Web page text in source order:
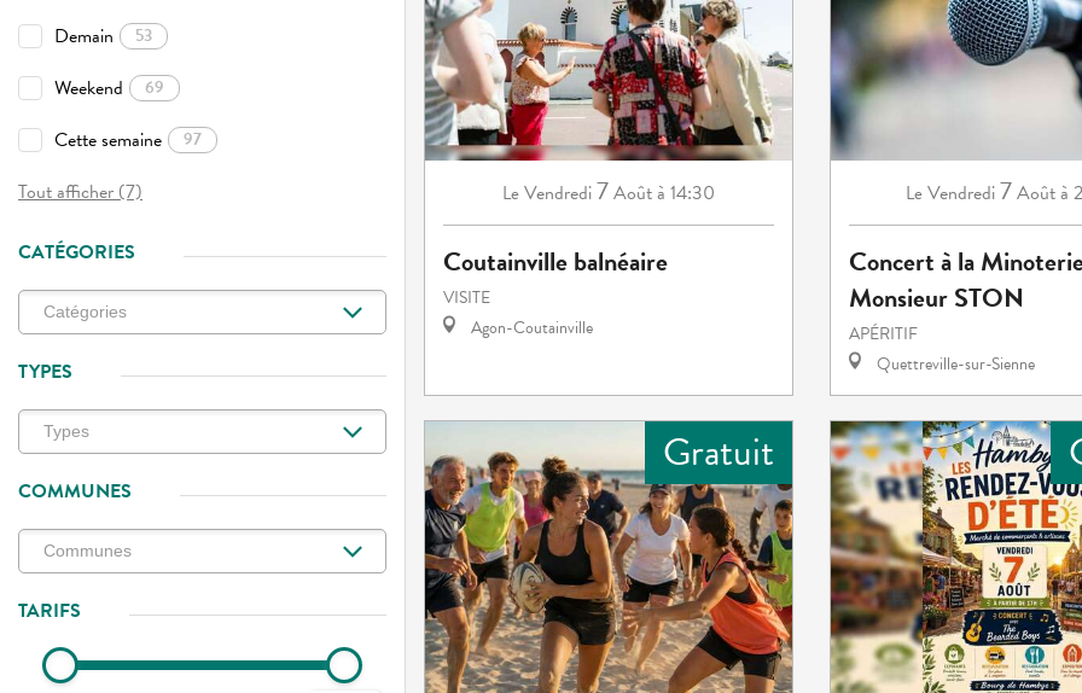
Demain 53
Weekend 69
Cette semaine 97
Tout afficher (7)
CATÉGORIES
TYPES
COMMUNES
TARIFS
LeVendredi7Aoûtà 14:30
Coutainville balnéaire
VISITE
Agon-Coutainville
Le Vendredi7Aoûtà
Concert à la
Monsieur STON
APÉRITIF
Quettreville-sur-Sienne
Gratuit